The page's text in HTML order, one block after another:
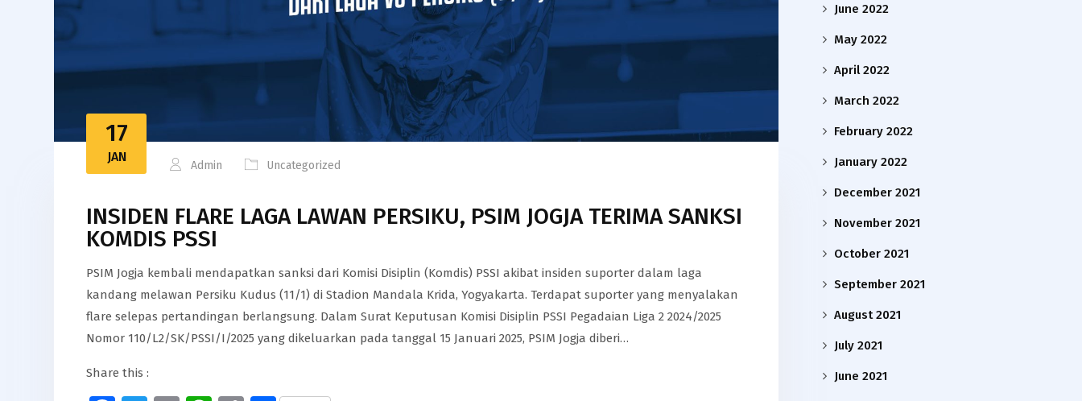
17
JAN
Admin Uncategorized
INSIDEN FLARE LAGA LAWAN PERSIKU, PSIM JOGJA TERIMA SANKSI
KOMDIS PSSI
PSIM Jogja kembali mendapatkan sanksi dari Komisi Disiplin (Komdis) PSSI akibat insiden suporter dalam laga
kandang melawan Persiku Kudus (11/1) di Stadion Mandala Krida, Yogyakarta. Terdapat suporter yang menyalakan
flare selepas pertandingan berlangsung. Dalam Surat Keputusan Komisi Disiplin PSSI Pegadaian Liga 2 2024/2025
Nomor 110/L2/SK/PSSI/I/2025 yang dikeluarkan pada tanggal 15 Januari 2025, PSIM Jogja diberi…
Share this :
June 2022
May 2022
April 2022
March 2022
February 2022
January 2022
December 2021
November 2021
October 2021
September 2021
August 2021
July 2021
June 2021